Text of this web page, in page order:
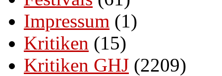
Impressum (1)
Kritiken (15)
Kritiken GHJ (2209)